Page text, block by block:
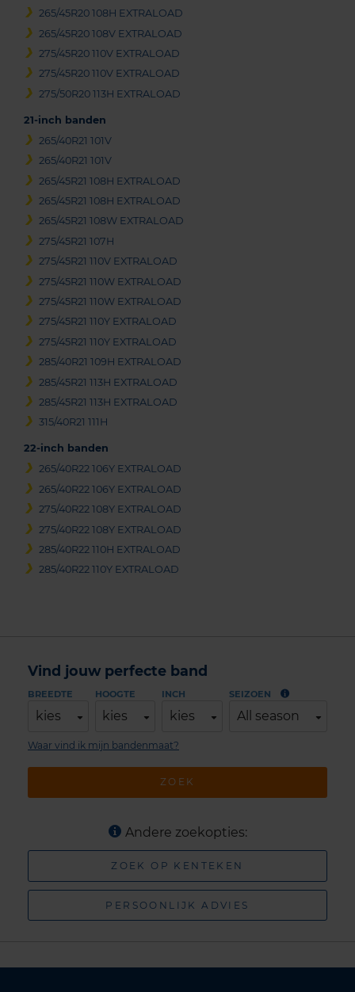
265/45R20 108H EXTRALOAD
265/45R20 108V EXTRALOAD
275/45R20 110V EXTRALOAD
275/45R20 110V EXTRALOAD
275/50R20 113H EXTRALOAD
21-inch banden
265/40R21 101V
265/40R21 101V
265/45R21 108H EXTRALOAD
265/45R21 108H EXTRALOAD
265/45R21 108W EXTRALOAD
275/45R21 107H
275/45R21 110V EXTRALOAD
275/45R21 110W EXTRALOAD
275/45R21 110W EXTRALOAD
275/45R21 110Y EXTRALOAD
275/45R21 110Y EXTRALOAD
285/40R21 109H EXTRALOAD
285/45R21 113H EXTRALOAD
285/45R21 113H EXTRALOAD
315/40R21 111H
22-inch banden
265/40R22 106Y EXTRALOAD
265/40R22 106Y EXTRALOAD
275/40R22 108Y EXTRALOAD
275/40R22 108Y EXTRALOAD
285/40R22 110H EXTRALOAD
285/40R22 110Y EXTRALOAD
Vind jouw perfecte band
BREEDTE
kies
HOOGTE
kies
INCH
kies
SEIZOEN
All season
ZOEK
Waar vind ik mijn bandenmaat?
Andere zoekopties:
ZOEK OP KENTEKEN
PERSOONLIJK ADVIES